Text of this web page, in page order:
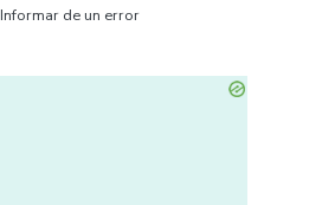
Informar de un error